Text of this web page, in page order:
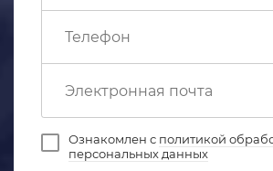
Ознакомлен с политикой
персональных данных